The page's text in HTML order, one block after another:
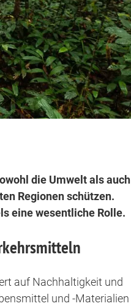
die Umwelt als auch
Regionen schützen.
eine wesentliche Rolle.
auf Nachhaltigkeit und
und -Materialien